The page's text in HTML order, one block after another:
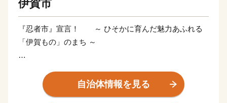
伊賀市
『忍者市』宣言！ ～ ひそかに育んだ魅力あふれる
「伊賀もの」のまち ～
や精神を継承するとともに、忍者を活かした観光やまち
づくりに取り組んでいます。日本一、二の高石垣で知ら
自治体情報を見る